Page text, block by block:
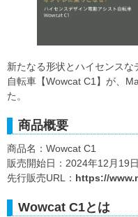
新たなる形状とハイセンスな
自転車【Wowcat C1】が、
た。
商品概要
商品名：Wowcat C1
販売開始日：2024年12月19
先行販売URL： https://
Wowcat C1とは